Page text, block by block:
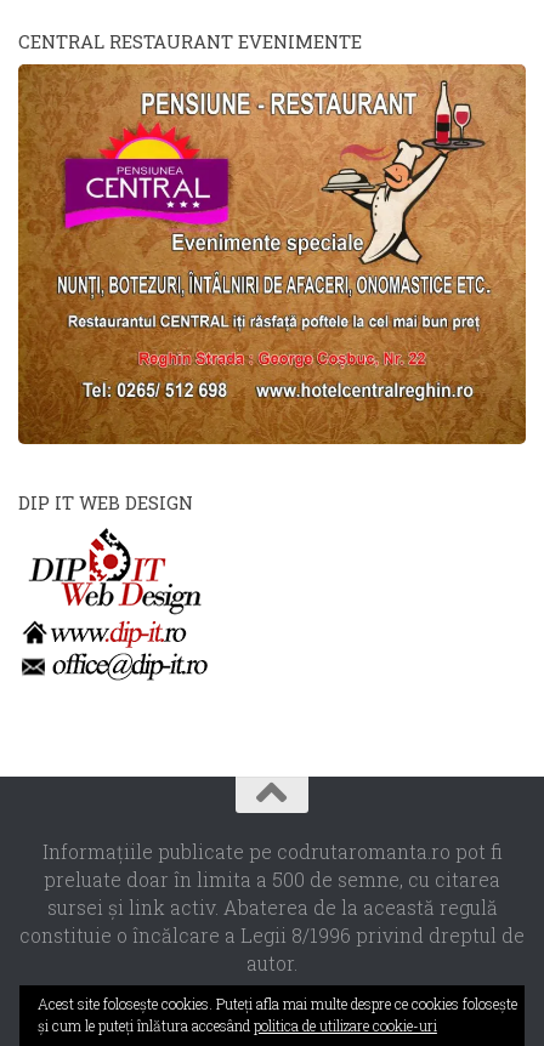
CENTRAL RESTAURANT EVENIMENTE
DIP IT WEB DESIGN
Informaţiile publicate pe codrutaromanta.ro pot fi
preluate doar în limita a 500 de semne, cu citarea
sursei şi link activ. Abaterea de la această regulă
constituie o încălcare a Legii 8/1996 privind dreptul de
autor.
Propulsat de - Designed with theHueman theme
Acest site foloseşte cookies. Puteţi afla mai multe despre ce cookies foloseşte
şi cum le puteţi înlătura accesând politica de utilizare cookie-uri